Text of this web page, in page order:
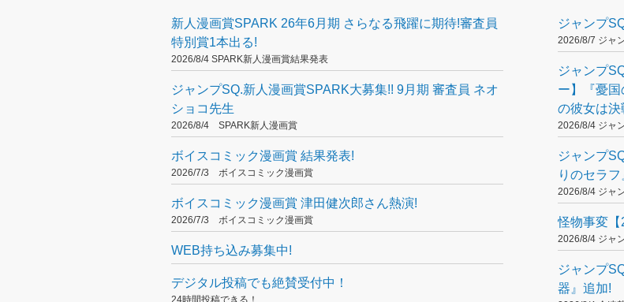
【第５回】助野嘉昭 先生 ＆ 仲英俊 先生
【第６回】矢吹健太朗 先生 ＆ 御木本かなみ 先生
【第７回】和月伸宏 先生 ＆ 中田貴大 先生
【第８回】地獄のミサワ 先生 ＆ 左藤真大 先生
【第９回】内藤泰弘 先生 ＆ 川崎宙 先生
【第10回】鏡貴也 先生 山本ヤマト先生 降矢大輔 先生 ＆ アラカワシン 先生
【第11回】浅田弘幸 先生 ＆ 濱岡幸真 先生
新人漫画賞SPARK 26年6月期 さらなる飛躍に期待!審査員
特別賞1本出る!
2026/8/4 SPARK新人漫画賞結果発表
ジャンプSQ.新人漫画賞SPARK大募集!! 9月期 審査員 ネオ
ショコ先生
2026/8/4 SPARK新人漫画賞
ボイスコミック漫画賞 結果発表!
2026/7/3 ボイスコミック漫画賞
ボイスコミック漫画賞 津田健次郎さん熱演!
2026/7/3 ボイスコミック漫画賞
WEB持ち込み募集中!
デジタル投稿でも絶賛受付中！
ジャンプ
2026/8/7 ジャ
ジャンプ
ー】『憂
の彼女は決
2026/8/4 ジャ
ジャンプ
りのセラ
2026/8/4 ジャ
怪物事変
2026/8/4 ジャ
ジャンプ
器』追加!